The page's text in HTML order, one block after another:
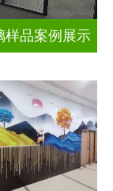
样品案例展示